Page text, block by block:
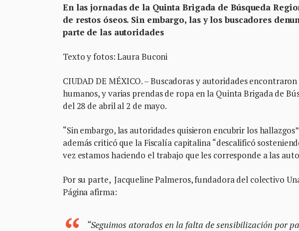
En las jornadas de la Quinta Brigada de Búsqueda
de restos óseos. Sin embargo, las y los buscadores
parte de las autoridades
Texto y fotos: Laura Buconi
CIUDAD DE MÉXICO. – Buscadoras y autoridades
humanos, y varias prendas de ropa en la Quinta Brigada de
del 28 de abril al 2 de mayo.
“Sin embargo, las autoridades quisieron encubrir los
además criticó que la Fiscalía capitalina “descalificó
vez estamos haciendo el trabajo que les corresponde a las
Por su parte, Jacqueline Palmeros, fundadora del colectivo
Página afirma:
“Seguimos atorados en la falta de sensibilización por